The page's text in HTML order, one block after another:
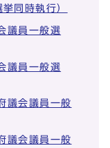
同時執行）
議員一般選
議員一般選
会議員一般
会議員一般